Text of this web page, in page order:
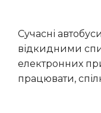
Сучасні автобуси на цьому маршруті обладнані всім необхідним для комфортної дороги: м’які крісла з
відкидними
електронних
працювати,